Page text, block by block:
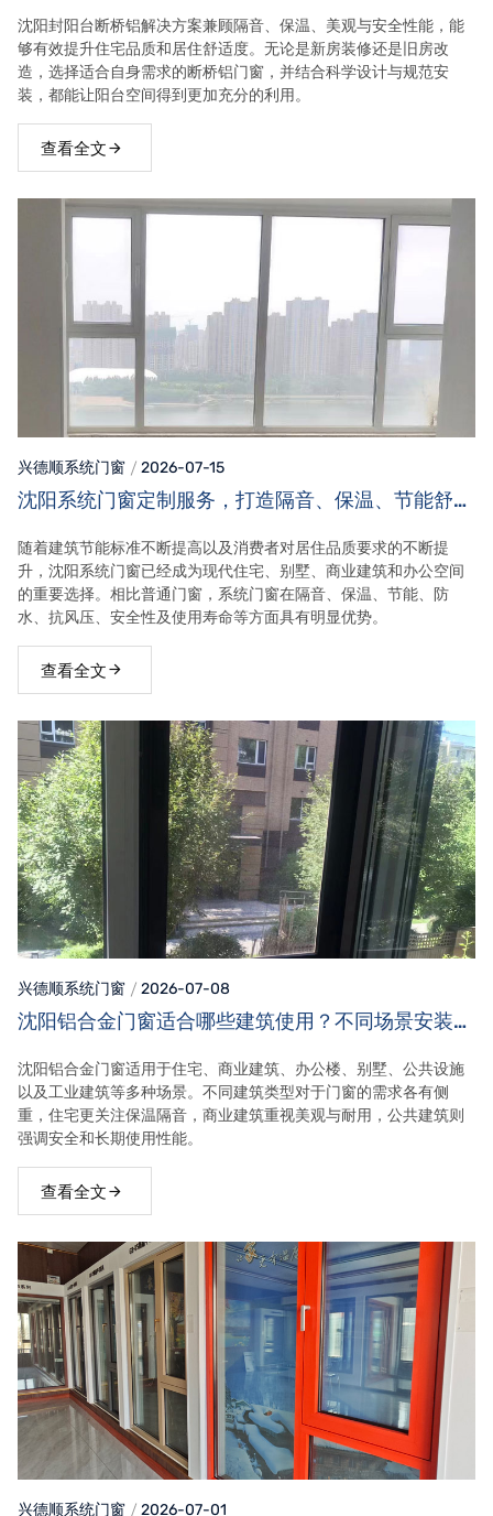
沈阳封阳台断桥铝解决方案兼顾隔音、保温、美观与安全性能，能
够有效提升住宅品质和居住舒适度。无论是新房装修还是旧房改
造，选择适合自身需求的断桥铝门窗，并结合科学设计与规范安
装，都能让阳台空间得到更加充分的利用。
查看全文
兴德顺系统门窗 2026-07-15
沈阳系统门窗定制服务，打造隔音、保温、节能舒适
随着建筑节能标准不断提高以及消费者对居住品质要求的不断提
升，沈阳系统门窗已经成为现代住宅、别墅、商业建筑和办公空间
的重要选择。相比普通门窗，系统门窗在隔音、保温、节能、防
水、抗风压、安全性及使用寿命等方面具有明显优势。
查看全文
兴德顺系统门窗 2026-07-08
沈阳铝合金门窗适合哪些建筑使用？不同场景安装需
沈阳铝合金门窗适用于住宅、商业建筑、办公楼、别墅、公共设施
以及工业建筑等多种场景。不同建筑类型对于门窗的需求各有侧
重，住宅更关注保温隔音，商业建筑重视美观与耐用，公共建筑则
强调安全和长期使用性能。
查看全文
兴德顺系统门窗 2026-07-01